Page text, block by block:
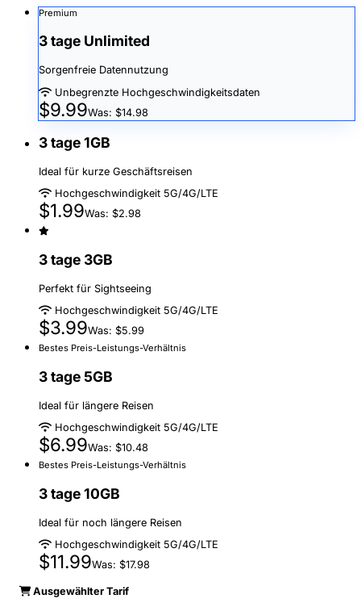
Premium
3 tage Unlimited
Sorgenfreie Datennutzung
Unbegrenzte Hochgeschwindigkeitsdaten
$9.99Was: $14.98
3 tage 1GB
Ideal für kurze Geschäftsreisen
Hochgeschwindigkeit 5G/4G/LTE
$1.99Was: $2.98
3 tage 3GB
Perfekt für Sightseeing
Hochgeschwindigkeit 5G/4G/LTE
$3.99Was: $5.99
Bestes Preis-Leistungs-Verhältnis
3 tage 5GB
Ideal für längere Reisen
Hochgeschwindigkeit 5G/4G/LTE
$6.99Was: $10.48
Bestes Preis-Leistungs-Verhältnis
3 tage 10GB
Ideal für noch längere Reisen
Hochgeschwindigkeit 5G/4G/LTE
$11.99Was: $17.98
Ausgewählter Tarif